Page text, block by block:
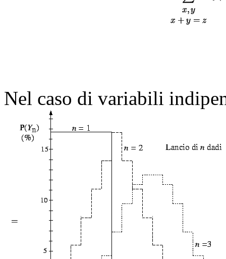
Nel caso di variabili